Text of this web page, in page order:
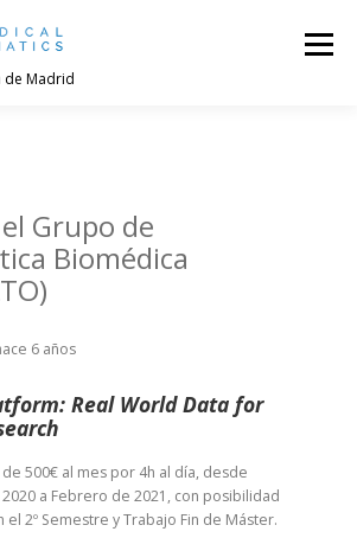
de Madrid
Menú
Grupo de
Biomédica
6 años
Real World Data for
500€ al mes por 4h al día, desde
a Febrero de 2021, con posibilidad
el 2º Semestre y Trabajo Fin de Máster.